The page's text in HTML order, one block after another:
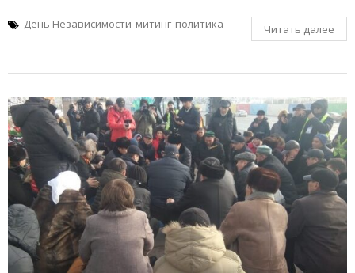
День Независимости митинг политика Читать далее